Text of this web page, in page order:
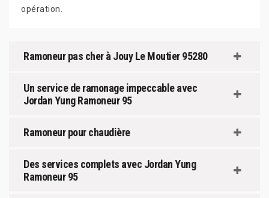
opération.
Ramoneur pas cher à Jouy Le Moutier 95280
Un service de ramonage impeccable avec
Jordan Yung Ramoneur 95
Ramoneur pour chaudière
Des services complets avec Jordan Yung
Ramoneur 95